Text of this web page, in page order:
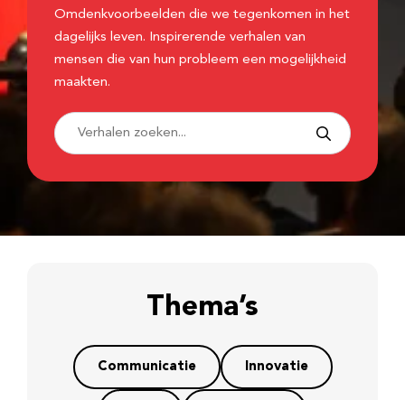
Omdenkvoorbeelden die we tegenkomen in het
dagelijks leven. Inspirerende verhalen van
mensen die van hun probleem een mogelijkheid
maakten.
Thema’s
Communicatie Innovatie